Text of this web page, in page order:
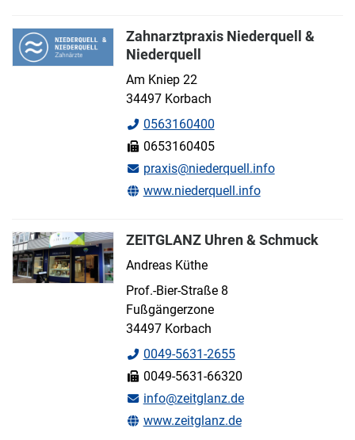
Zahnarztpraxis Niederquell &
Niederquell
Am Kniep 22
34497 Korbach
0563160400
0653160405
praxis@niederquell.info
www.niederquell.info
ZEITGLANZ Uhren & Schmuck
Andreas Küthe
Prof.-Bier-Straße 8
Fußgängerzone
34497 Korbach
0049-5631-2655
0049-5631-66320
info@zeitglanz.de
www.zeitglanz.de